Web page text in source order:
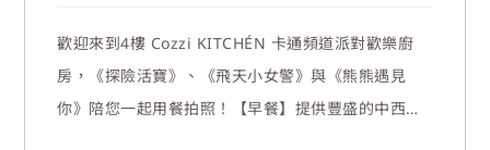
歡迎來到4樓 Cozzi KITCHÉN 卡通頻道派對歡樂廚
房，《探險活寶》、《飛天小女警》與《熊熊遇見
你》陪您一起用餐拍照！【早餐】提供豐盛的中西式